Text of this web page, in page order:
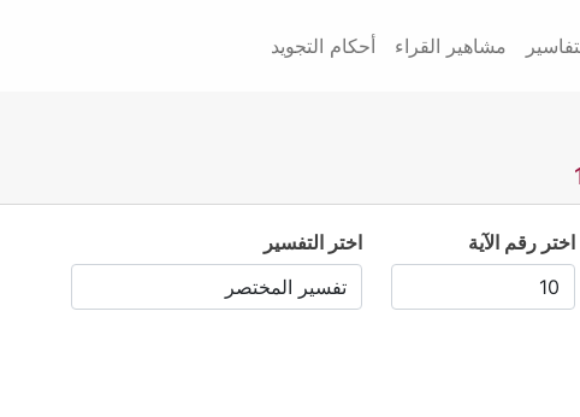
مشاهير القراء أحكام التجويد
اختر رقم الآية اختر التفسير